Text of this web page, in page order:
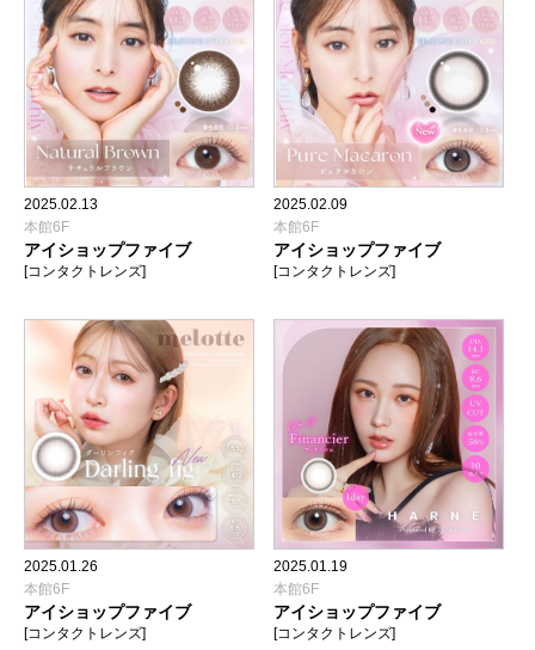
2025.02.13
本館6F
アイショップファイブ
[コンタクトレンズ]
2025.02.09
本館6F
アイショップファイブ
[コンタクトレンズ]
2025.01.26
本館6F
アイショップファイブ
[コンタクトレンズ]
2025.01.19
本館6F
アイショップファイブ
[コンタクトレンズ]